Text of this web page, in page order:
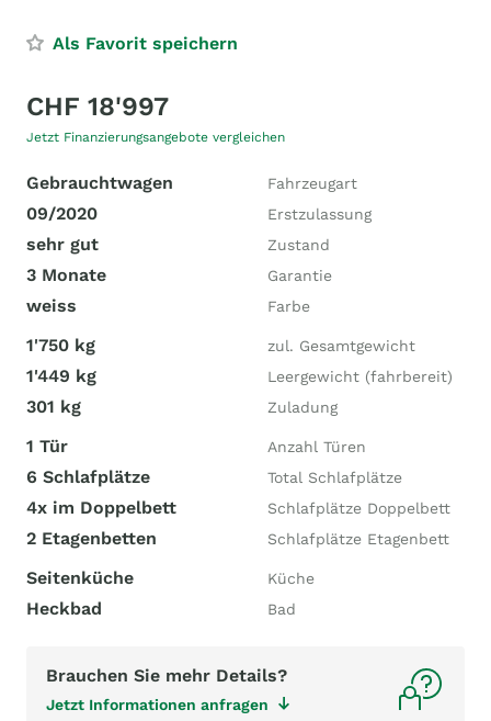
Als Favorit speichern
CHF 18'997
Jetzt Finanzierungsangebote vergleichen
Gebrauchtwagen Fahrzeugart
09/2020 Erstzulassung
sehr gut Zustand
3 Monate Garantie
weiss Farbe
1'750 kg zul. Gesamtgewicht
1'449 kg Leergewicht (fahrbereit)
301 kg Zuladung
1 Tür Anzahl Türen
6 Schlafplätze Total Schlafplätze
4x im Doppelbett Schlafplätze Doppelbett
2 Etagenbetten Schlafplätze Etagenbett
Seitenküche Küche
Heckbad Bad
Brauchen Sie mehr Details?
Jetzt Informationen anfragen